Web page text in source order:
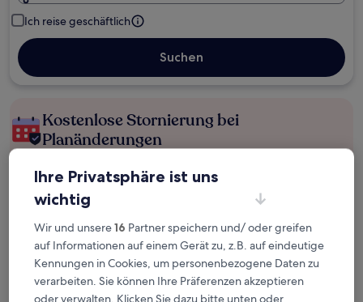
Ich reise geschäftlich
Suchen
Kostenlose Stornierung bei
Planänderungen
Verdiene Prämien für jede
wahrgenommene Übernachtung
Mehr sparen mit Preisen für Mitglieder
Ihre Privatsphäre ist uns
wichtig
Wir und unsere16 Partner speichern und/ oder greifen
auf Informationen auf einem Gerät zu, z.B. auf eindeutige
Kennungen in Cookies, um personenbezogene Daten zu
verarbeiten. Sie können Ihre Präferenzen akzeptieren